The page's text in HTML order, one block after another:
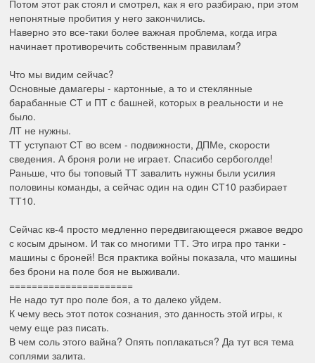
Потом этот рак стоял и смотрел, как я его разбираю, при этом
непонятные пробития у него закончились.
Наверно это все-таки более важная проблема, когда игра
начинает противоречить собственным правилам?
Что мы видим сейчас?
Основные дамагеры - картонные, а то и стеклянные
барабанные СТ и ПТ с башней, которых в реальности и не
было.
ЛТ не нужны.
ТТ уступают СТ во всем - подвижности, ДПМе, скорости
сведения. А броня роли не играет. Спасибо сербоголде!
Раньше, что бы топовый ТТ завалить нужны были усилия
половины команды, а сейчас один на один СТ10 разбирает
ТТ10.
Сейчас кв-4 просто медленно передвигающееся ржавое ведро
с косым дрыном. И так со многими ТТ. Это игра про танки -
машины с броней! Вся практика войны показала, что машины
без брони на поле боя не выживали.
======================
Не надо тут про поле боя, а то далеко уйдем.
К чему весь этот поток сознания, это данность этой игры, к
чему еще раз писать.
В чем соль этого вайна? Опять поплакаться? Да тут вся тема
соплями залита.